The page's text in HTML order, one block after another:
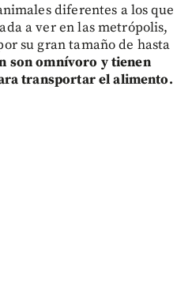
diferentes a los que
a ver en las metrópolis,
su gran tamaño de hasta
son omnívoro y tienen
transportar el alimento.